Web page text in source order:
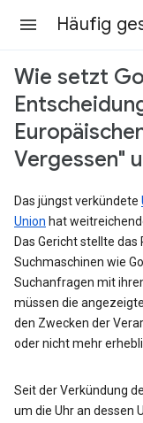
Wie setzt
Vergessen"
Das jüngst verkündete
Union hat
Das Gericht stellte
Suchmaschinen wie
Suchanfragen mit
müssen die
den Zwecken der
oder nicht mehr
Seit der Verkündung
um die Uhr an dessen